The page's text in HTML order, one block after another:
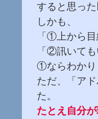
すると思っ
しかも、
「①上から
「②訊いて
①ならわか
ただ、「ア
た。
たとえ自分